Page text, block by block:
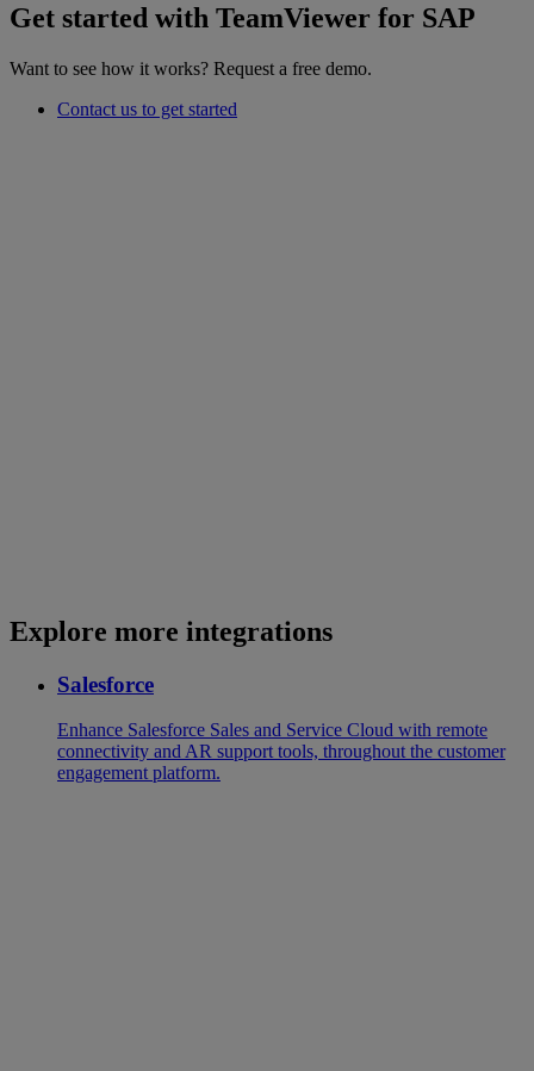
Get started with TeamViewer for SAP
Want to see how it works? Request a free demo.
Contact us to get started
Explore more integrations
Salesforce
Enhance Salesforce Sales and Service Cloud with remote
connectivity and AR support tools, throughout the customer
engagement platform.